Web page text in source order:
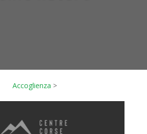
Accoglienza >